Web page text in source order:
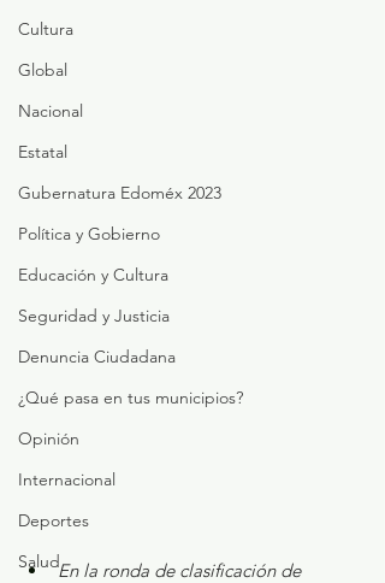
Cultura
Global
Nacional
Estatal
Gubernatura Edoméx 2023
Política y Gobierno
Educación y Cultura
Seguridad y Justicia
Denuncia Ciudadana
¿Qué pasa en tus municipios?
Opinión
Internacional
Deportes
SaludEn la ronda de clasificación de